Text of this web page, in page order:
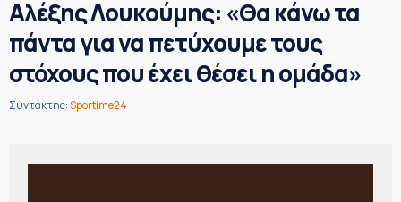
Αλέξης Λουκούμης: «Θα κάνω τα
πάντα για να πετύχουμε τους
στόχους που έχει θέσει η ομάδα»
Συντάκτης:Sportime24